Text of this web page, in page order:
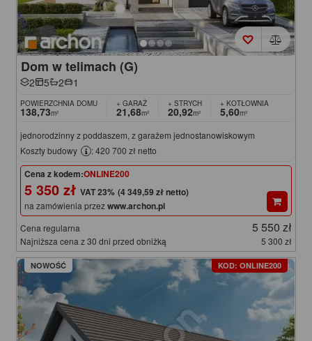
Dom w telimach (G)
2 5 2 1
POWIERZCHNIA DOMU
138,73m²
+ GARAŻ
21,68m²
+ STRYCH
20,92m²
+ KOTŁOWNIA
5,60m²
jednorodzinny z poddaszem, z garażem jednostanowiskowym
Koszty budowy
: 420 700 zł netto
Cena z kodem:ONLINE200
5 350 zł (4 349,59 zł netto)
na zamówienia przezwww.archon.pl
Cena regularna 5 550 zł
Najniższa cena z 30 dni przed obniżką 5 300 zł
NOWOŚĆ KOD: ONLINE200